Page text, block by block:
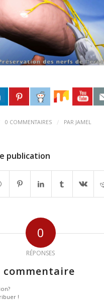
0 COMMENTAIRES / PAR JAMEL
publication
0
RÉPONSES
commentaire
!